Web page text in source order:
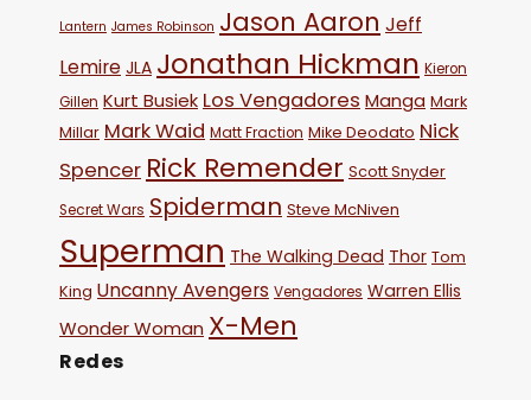
Lantern James Robinson Jason Aaron Jeff
Lemire JLA Jonathan Hickman Kieron
Gillen Kurt Busiek Los Vengadores Manga Mark
Millar Mark Waid Matt Fraction Mike Deodato Nick
Spencer Rick Remender Scott Snyder
Secret Wars Spiderman Steve McNiven
Superman The Walking Dead Thor Tom
King Uncanny Avengers Vengadores Warren Ellis
Wonder Woman X-Men
Redes